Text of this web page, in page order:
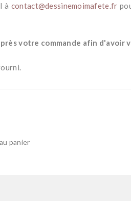
à contact@dessinemoimafete.fr
votre commande afin
panier